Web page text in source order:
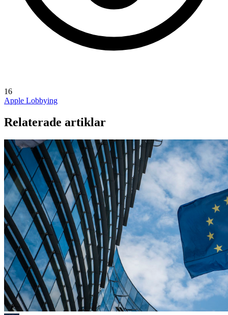
16
Apple Lobbying
Relaterade artiklar